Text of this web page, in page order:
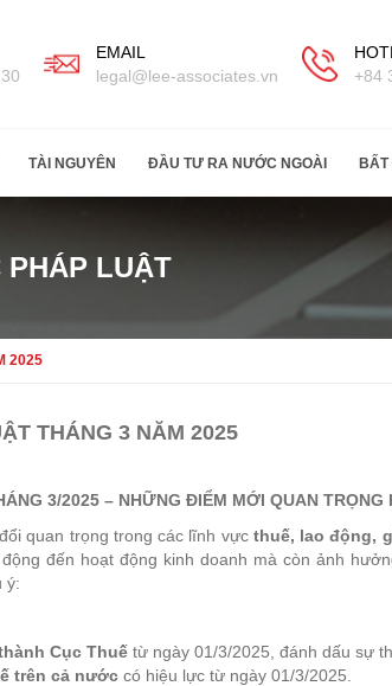
+84
EMAIL
legal@lee-associates.vn
TÀI NGUYÊN ĐẦU TƯ RA NƯỚC NGOÀI BẤT
PHÁP LUẬT
2025
THÁNG 3 NĂM 2025
3/2025 – NHỮNG ĐIỂM MỚI QUAN TRỌNG
quan trọng trong các lĩnh vực thuế, lao động,
đến hoạt động kinh doanh mà còn ảnh
ý:
Cục Thuếtừ ngày 01/3/2025, đánh dấu sự
trên cả nướccó hiệu lực từ ngày 01/3/2025.